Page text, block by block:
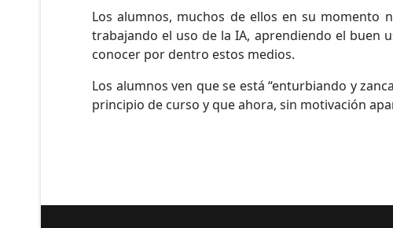
Los alumnos, muchos de ellos en su momento
trabajando el uso de la IA, aprendiendo el buen
conocer por dentro estos medios.
Los alumnos ven que se está “enturbiando y
principio de curso y que ahora, sin motivación